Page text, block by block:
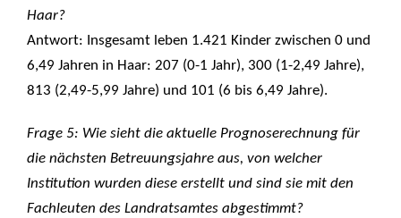
Haar?
Antwort: Insgesamt leben 1.421 Kinder zwischen 0 und
6,49 Jahren in Haar: 207 (0-1 Jahr), 300 (1-2,49 Jahre),
813 (2,49-5,99 Jahre) und 101 (6 bis 6,49 Jahre).
Frage 5: Wie sieht die aktuelle Prognoserechnung für
die nächsten Betreuungsjahre aus, von welcher
Institution wurden diese erstellt und sind sie mit den
Fachleuten des Landratsamtes abgestimmt?